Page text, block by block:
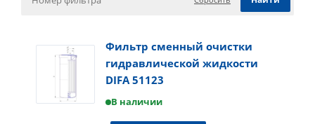
Фильтр сменный очистки
гидравлической жидкости
DIFA 51123
В наличии